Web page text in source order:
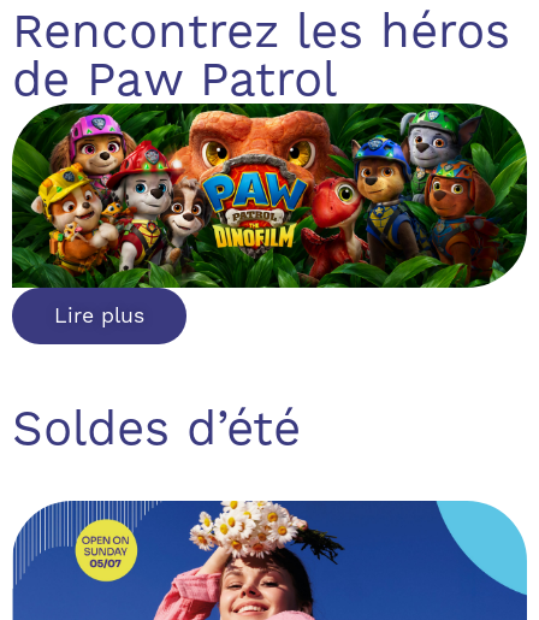
Rencontrez les héros
de Paw Patrol
Lire plus
Soldes d’été